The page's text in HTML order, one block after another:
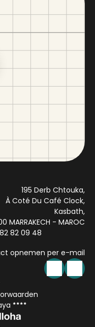
195 Derb Chtouka,
À Coté Du Café Clock,
Kasbath,
MARRAKECH - MAROC
82 09 48
opnemen per e-mail